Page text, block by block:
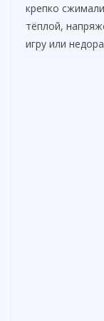
крепко
тёплой,
игру или